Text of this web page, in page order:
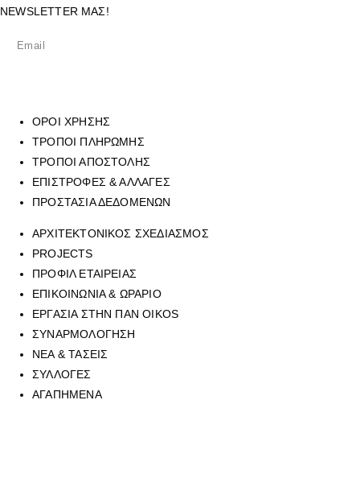
NEWSLETTER ΜΑΣ!
ΟΡΟΙ ΧΡΗΣΗΣ
ΤΡΟΠΟΙ ΠΛΗΡΩΜΗΣ
ΤΡΟΠΟΙ ΑΠΟΣΤΟΛΗΣ
ΕΠΙΣΤΡΟΦΕΣ & ΑΛΛΑΓΕΣ
ΠΡΟΣΤΑΣΙΑ ΔΕΔΟΜΕΝΩΝ
ΑΡΧΙΤΕΚΤΟΝΙΚΟΣ ΣΧΕΔΙΑΣΜΟΣ
PROJECTS
ΠΡΟΦΙΛ ΕΤΑΙΡΕΙΑΣ
ΕΠΙΚΟΙΝΩΝΙΑ & ΩΡΑΡΙΟ
ΕΡΓΑΣΙΑ ΣΤΗΝ ΠΑΝ OIKOS
ΣΥΝΑΡΜΟΛΟΓΗΣΗ
ΝΕΑ & ΤΑΣΕΙΣ
ΣΥΛΛΟΓΕΣ
ΑΓΑΠΗΜΕΝΑ